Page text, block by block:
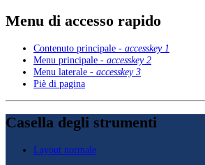
Menu di accesso rapido
Contenuto principale - accesskey 1
Menu principale - accesskey 2
Menu laterale - accesskey 3
Piè di pagina
Casella degli strumenti
Layout normale